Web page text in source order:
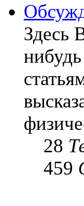
Здесь
28
459